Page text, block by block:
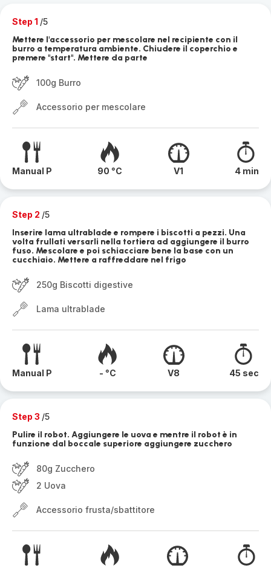
Step 1 /5
Mettere l'accessorio per mescolare nel recipiente con il
burro a temperatura ambiente. Chiudere il coperchio e
premere "start". Mettere da parte
100g Burro
Accessorio per mescolare
Manual P 90 °C V1 4 min
Step 2 /5
Inserire lama ultrablade e rompere i biscotti a pezzi. Una
volta frullati versarli nella tortiera ad aggiungere il burro
fuso. Mescolare e poi schiacciare bene la base con un
cucchiaio. Mettere a raffreddare nel frigo
250g Biscotti digestive
Lama ultrablade
Manual P - °C V8 45 sec
Step 3 /5
Pulire il robot. Aggiungere le uova e mentre il robot è in
funzione dal boccale superiore aggiungere zucchero
80g Zucchero
2 Uova
Accessorio frusta/sbattitore